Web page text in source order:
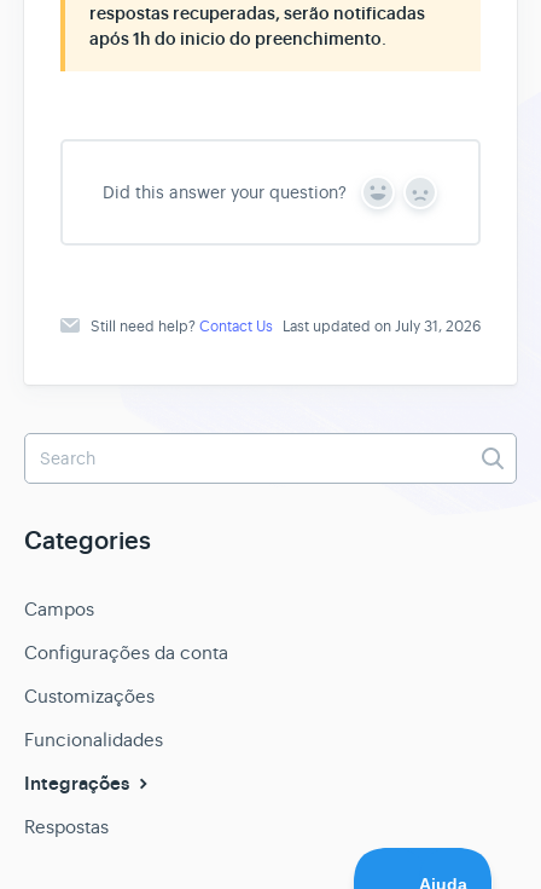
respostas recuperadas, serão notificadas
após 1h do inicio do preenchimento.
Did this answer your question?
Y
s
N
Still need help?Contact Us Last updated on July 31, 2026
Categories
Campos
Configurações da conta
Customizações
Funcionalidades
Integrações
Respostas